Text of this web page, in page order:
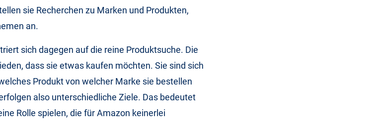
sie Recherchen zu Marken und Produkten,
an.
sich dagegen auf die reine Produktsuche. Die
dass sie etwas kaufen möchten. Sie sind sich
Produkt von welcher Marke sie bestellen
also unterschiedliche Ziele. Das bedeutet
Rolle spielen, die für Amazon keinerlei